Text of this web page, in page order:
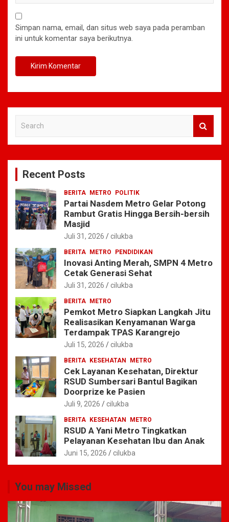
Simpan nama, email, dan situs web saya pada peramban
ini untuk komentar saya berikutnya.
c
Recent Posts
BERITA METRO POLITIK
Partai Nasdem Metro Gelar Potong
Rambut Gratis Hingga Bersih-bersih
Masjid
Juli 31, 2026 cilukba
BERITA METRO PENDIDIKAN
Inovasi Anting Merah, SMPN 4 Metro
Cetak Generasi Sehat
Juli 31, 2026 cilukba
BERITA METRO
Pemkot Metro Siapkan Langkah Jitu
Realisasikan Kenyamanan Warga
Terdampak TPAS Karangrejo
Juli 15, 2026 cilukba
BERITA KESEHATAN METRO
Cek Layanan Kesehatan, Direktur
RSUD Sumbersari Bantul Bagikan
Doorprize ke Pasien
Juli 9, 2026 cilukba
BERITA KESEHATAN METRO
RSUD A Yani Metro Tingkatkan
Pelayanan Kesehatan Ibu dan Anak
Juni 15, 2026 cilukba
You may Missed